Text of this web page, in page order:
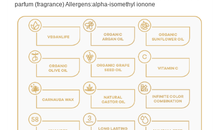
parfum (fragrance) Allergens:alpha-isomethyl ionone